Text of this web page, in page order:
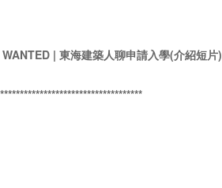
| 東海建築人聊申請入學(介紹短片)